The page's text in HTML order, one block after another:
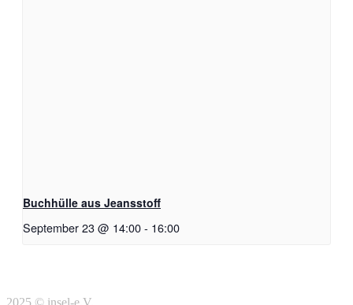
Buchhülle aus Jeansstoff
September 23 @ 14:00- 16:00
2025 © insel-e.V.